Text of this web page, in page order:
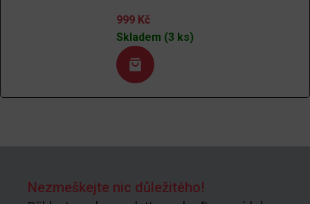
999 Kč
Skladem (3 ks)
Nezmeškejte nic důležitého!